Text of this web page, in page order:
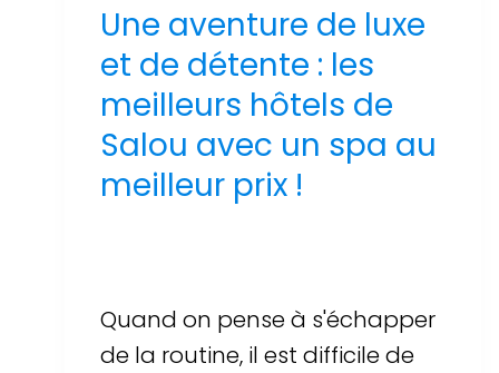
Une aventure de luxe
et de détente : les
meilleurs hôtels de
Salou avec un spa au
meilleur prix !
Quand on pense à s'échapper
de la routine, il est difficile de